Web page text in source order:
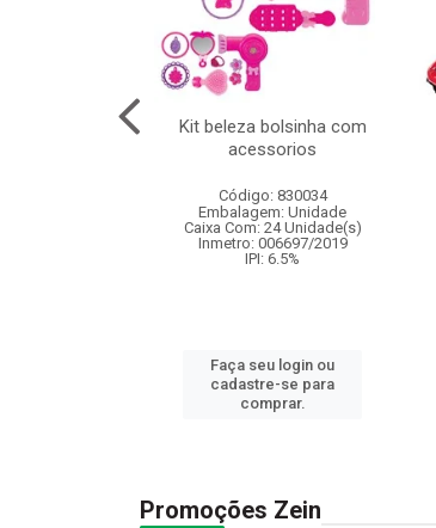
Kit beleza bolsinha com
acessorios
Código: 830034
Embalagem: Unidade
Caixa Com: 24 Unidade(s)
Inmetro: 006697/2019
IPI: 6.5%
Faça seu login ou
cadastre-se para
comprar.
Promoções Zein